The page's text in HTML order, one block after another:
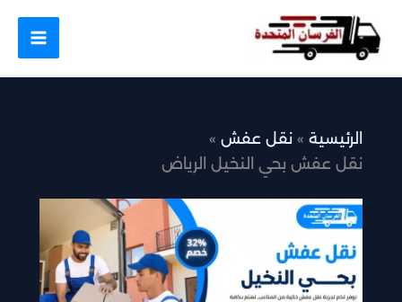
المحتوى
الرئيسية
نقل عفش
نقل عفش بحي النخيل الرياض